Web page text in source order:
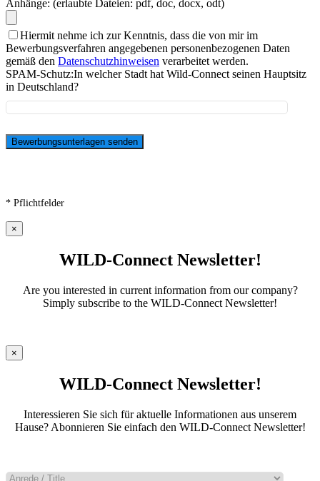
Anhänge: (erlaubte Dateien: pdf, doc, docx, odt)
Hiermit nehme ich zur Kenntnis, dass die von mir im
Bewerbungsverfahren angegebenen personenbezogenen Daten
gemäß den Datenschutzhinweisen verarbeitet werden.
SPAM-Schutz:In welcher Stadt hat Wild-Connect seinen Hauptsitz
in Deutschland?
* Pflichtfelder
×
WILD-Connect Newsletter!
Are you interested in current information from our company?
Simply subscribe to the WILD-Connect Newsletter!
×
WILD-Connect Newsletter!
Interessieren Sie sich für aktuelle Informationen aus unserem
Hause? Abonnieren Sie einfach den WILD-Connect Newsletter!